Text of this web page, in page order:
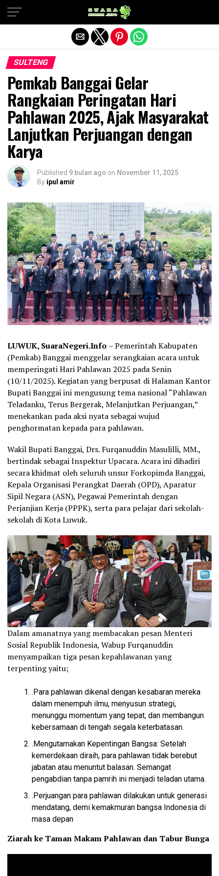
SULTENG
Pemkab Banggai Gelar
Rangkaian Peringatan Hari
Pahlawan 2025, Ajak Masyarakat
Lanjutkan Perjuangan dengan
Karya
Published 9 bulan ago on November 11, 2025
By ipul amir
LUWUK, SuaraNegeri.Info – Pemerintah Kabupaten
(Pemkab) Banggai menggelar serangkaian acara untuk
memperingati Hari Pahlawan 2025 pada Senin
(10/11/2025). Kegiatan yang berpusat di Halaman Kantor
Bupati Banggai ini mengusung tema nasional “Pahlawan
Teladanku, Terus Bergerak, Melanjutkan Perjuangan,”
menekankan pada aksi nyata sebagai wujud
penghormatan kepada para pahlawan.
Wakil Bupati Banggai, Drs. Furqanuddin Masulilli, MM.,
bertindak sebagai Inspektur Upacara. Acara ini dihadiri
secara khidmat oleh seluruh unsur Forkopimda Banggai,
Kepala Organisasi Perangkat Daerah (OPD), Aparatur
Sipil Negara (ASN), Pegawai Pemerintah dengan
Perjanjian Kerja (PPPK), serta para pelajar dari sekolah-
sekolah di Kota Luwuk.
Dalam amanatnya yang membacakan pesan Menteri
Sosial Republik Indonesia, Wabup Furqanuddin
menyampaikan tiga pesan kepahlawanan yang
terpenting yaitu;
.Para pahlawan dikenal dengan kesabaran mereka
dalam menempuh ilmu, menyusun strategi,
menunggu momentum yang tepat, dan membangun
kebersamaan di tengah segala keterbatasan.
.Mengutamakan Kepentingan Bangsa: Setelah
kemerdekaan diraih, para pahlawan tidak berebut
jabatan atau menuntut balasan. Semangat
pengabdian tanpa pamrih ini menjadi teladan utama.
.Perjuangan para pahlawan dilakukan untuk generasi
mendatang, demi kemakmuran bangsa Indonesia di
masa depan
Ziarah ke Taman Makam Pahlawan dan Tabur Bunga
Exit mobile version